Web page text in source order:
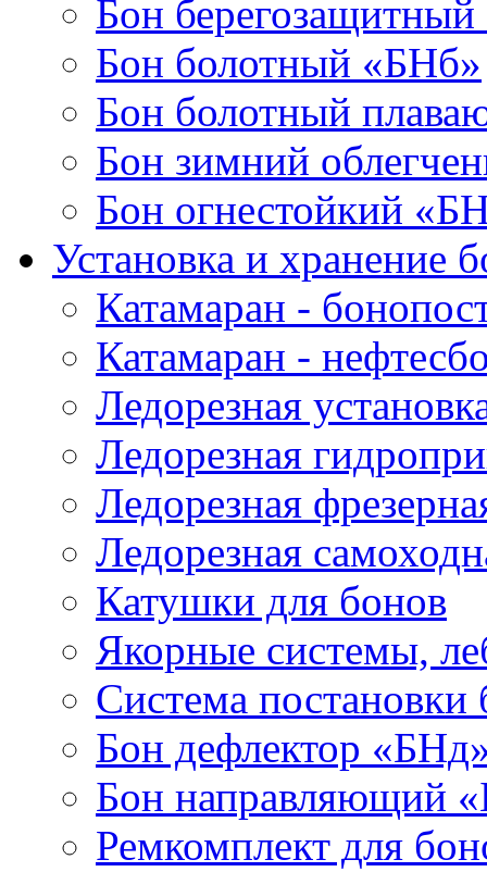
Бон
Бон болотный «БНб»
Бон болотный
Бон зимний
Бон огнестойкий
Установка и хранение
Катамаран -
Катамаран -
Ледорезная
Ледорезная
Ледорезная
Ледорезная
Катушки для бонов
Якорные системы,
Система
Бон дефлектор
Бон направляющий
Ремкомплект для